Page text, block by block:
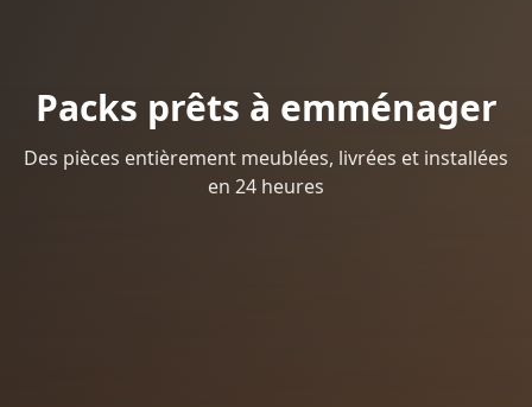
Packs prêts à emménager
Des pièces entièrement meublées, livrées et installées
en 24 heures